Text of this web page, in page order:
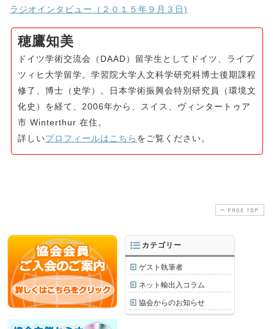
ラジオインタビュー（２０１５年９月３日)
穂鷹知美
ドイツ学術交流会（DAAD）留学生としてドイツ、ライプ
ツィヒ大学留学。学習院大学人文科学研究科博士後期課程
修了、博士（史学）。日本学術振興会特別研究員（環境文
化史）を経て、2006年から、スイス、ヴィンタートゥア
市 Winterthur 在住。
詳しいプロフィールはこちら をご覧ください。
PAGE TOP
カテゴリー
ゲスト執筆者
ネット輸出入コラム
協会からのお知らせ